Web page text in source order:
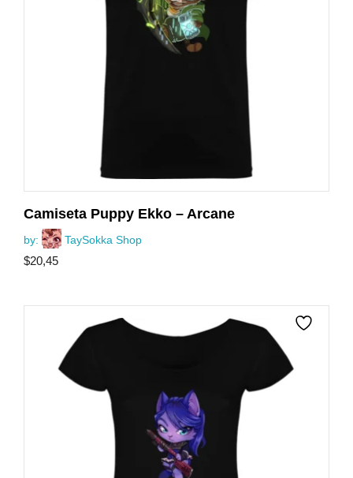
Camiseta Puppy Ekko – Arcane
by: TaySokka Shop
$20,45